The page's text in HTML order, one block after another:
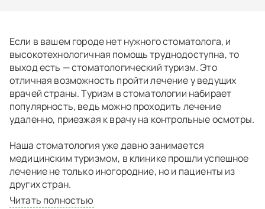
Если в вашем городе нет нужного стоматолога, и
высокотехнологичная помощь труднодоступна, то
выход есть — стоматологический туризм. Это
отличная возможность пройти лечение у ведущих
врачей страны. Туризм в стоматологии набирает
популярность, ведь можно проходить лечение
удаленно, приезжая к врачу на контрольные осмотры.
Наша стоматология уже давно занимается
медицинским туризмом, в клинике прошли успешное
лечение не только иногородние, но и пациенты из
других стран.
Читать полностью